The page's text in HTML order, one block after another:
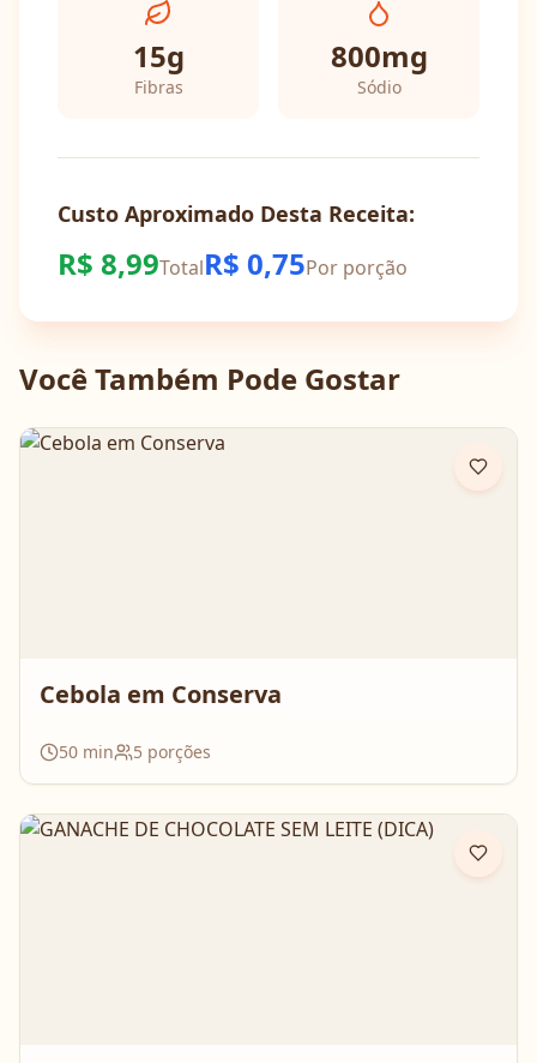
15g
Fibras
800mg
Sódio
Custo Aproximado Desta Receita:
R$ 8,99TotalR$ 0,75Por porção
Você Também Pode Gostar
Cebola em Conserva
50 min 5 porções